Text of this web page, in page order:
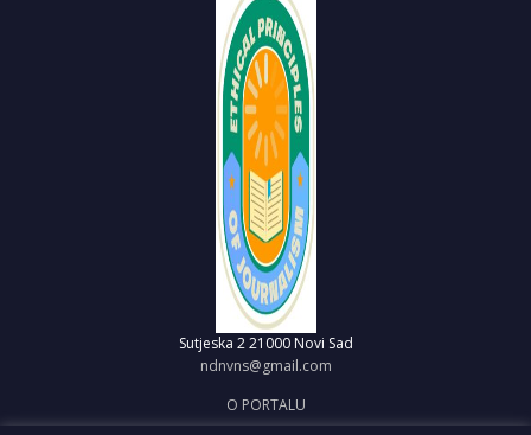
Sutjeska 2 21000 Novi Sad
ndnvns@gmail.com
O PORTALU